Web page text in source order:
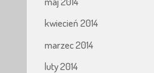
kwiecień 2014
marzec 2014
luty 2014